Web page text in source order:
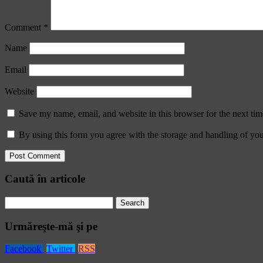
Comment *
Name
Email
Website
Save my name, email, and website in this browser for the next
By using this form you agree with the storage and handling of
Caută în articole
for:
Urmăreşte-mă şi pe
Facebook Twitter RSS